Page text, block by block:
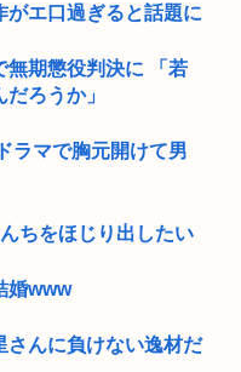
がエ口過ぎると話題に
無期懲役判決に 「若
ろうか」
ラマで胸元開けて男
ちをほじり出したい
婚www
さんに負けない逸材だ